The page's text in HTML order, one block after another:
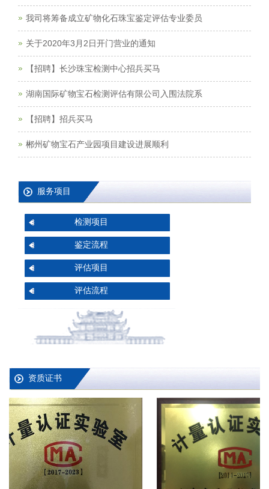
我司将筹备成立矿物化石珠宝鉴定评估专业委员
关于2020年3月2日开门营业的通知
【招聘】长沙珠宝检测中心招兵买马
湖南国际矿物宝石检测评估有限公司入围法院系
【招聘】招兵买马
郴州矿物宝石产业园项目建设进展顺利
服务项目
检测项目
鉴定流程
评估项目
评估流程
资质证书